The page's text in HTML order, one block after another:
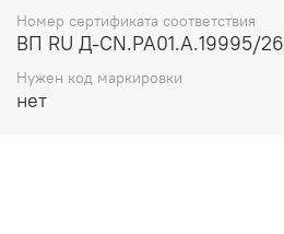
Номер сертификата соответствия
ВП RU Д-CN.РА01.А.19995/26
Нужен код маркировки
нет